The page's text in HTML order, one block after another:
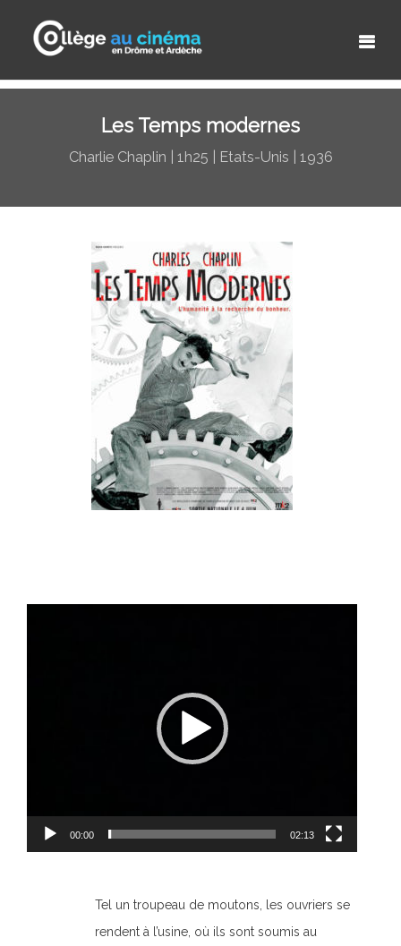
Les Temps modernes
Charlie Chaplin | 1h25 | Etats-Unis | 1936
00:00 02:13
Tel un troupeau de moutons, les ouvriers se
rendent à l’usine, où ils sont soumis au